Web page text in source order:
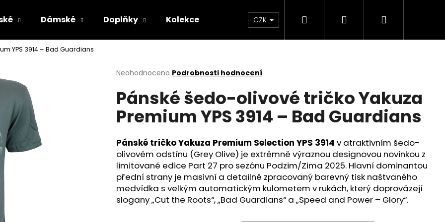
Dámské Doplňky Kolekce Kontakt Velkoobchod Obchodní
CZK Hledat PřihlášeníNákupní
YPS 3914 – Bad Guardians
Průměrné
produktu
je
0,0
hvězdiček.
Neohodnoceno Podrobnosti hodnocení
Pánské šedo-olivové tričko Yakuza
Premium YPS 3914 – Bad Guardians
Pánské tričko Yakuza Premium Selection YPS 3914 v atraktivním šedo-
olivovém odstínu (Grey Olive) je extrémně výraznou designovou novinkou z
limitované edice Part 27 pro sezónu Podzim/Zima 2025. Hlavní dominantou
přední strany je masivní a detailně zpracovaný barevný tisk naštvaného
medvídka s velkým automatickým kulometem v rukách, který doprovázejí
slogany „Cut the Roots“, „Bad Guardians“ a „Speed and Power – Glory“.
Co potřebujete najít?
HLEDAT
Doporučujeme
PÁNSKÉ ŠEDÉ TRIČKO YAKUZA PREMIUM